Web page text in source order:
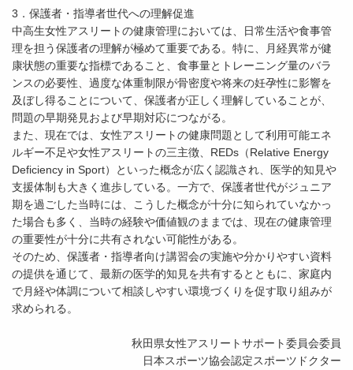
3．保護者・指導者世代への理解促進
中高生女性アスリートの健康管理においては、日常生活や食事管
理を担う保護者の理解が極めて重要である。特に、月経異常が健
康状態の重要な指標であること、食事量とトレーニング量のバラ
ンスの必要性、過度な体重制限が骨密度や将来の妊孕性に影響を
及ぼし得ることについて、保護者が正しく理解していることが、
問題の早期発見および早期対応につながる。
また、現在では、女性アスリートの健康問題として利用可能エネ
ルギー不足や女性アスリートの三主徴、REDs（Relative Energy
Deficiency in Sport）といった概念が広く認識され、医学的知見や
支援体制も大きく進歩している。一方で、保護者世代がジュニア
期を過ごした当時には、こうした概念が十分に知られていなかっ
た場合も多く、当時の経験や価値観のままでは、現在の健康管理
の重要性が十分に共有されない可能性がある。
そのため、保護者・指導者向け講習会の実施や分かりやすい資料
の提供を通じて、最新の医学的知見を共有するとともに、家庭内
で月経や体調について相談しやすい環境づくりを促す取り組みが
求められる。
秋田県女性アスリートサポート委員会委員
日本スポーツ協会認定スポーツドクター